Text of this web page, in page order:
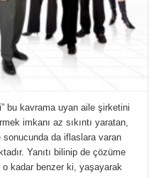
bu kavrama uyan aile şirketini
imkanı az sıkıntı yaratan,
sonucunda da iflaslara varan
Yanıtı bilinip de çözüme
o kadar benzer ki, yaşayarak